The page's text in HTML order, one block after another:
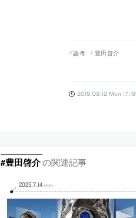
論考 豊田啓介
2019.08.12 Mon 17:19
#豊田啓介の関連記事
2025.7.14 MON